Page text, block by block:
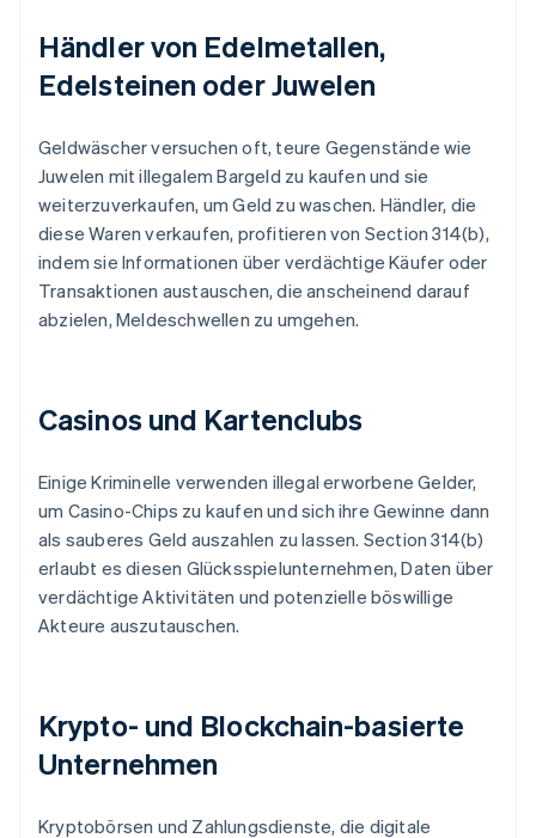
Händler von Edelmetallen,
Edelsteinen oder Juwelen
Geldwäscher versuchen oft, teure Gegenstände wie
Juwelen mit illegalem Bargeld zu kaufen und sie
weiterzuverkaufen, um Geld zu waschen. Händler, die
diese Waren verkaufen, profitieren von Section 314(b),
indem sie Informationen über verdächtige Käufer oder
Transaktionen austauschen, die anscheinend darauf
abzielen, Meldeschwellen zu umgehen.
Casinos und Kartenclubs
Einige Kriminelle verwenden illegal erworbene Gelder,
um Casino-Chips zu kaufen und sich ihre Gewinne dann
als sauberes Geld auszahlen zu lassen. Section 314(b)
erlaubt es diesen Glücksspielunternehmen, Daten über
verdächtige Aktivitäten und potenzielle böswillige
Akteure auszutauschen.
Krypto- und Blockchain-basierte
Unternehmen
Kryptobörsen und Zahlungsdienste, die digitale